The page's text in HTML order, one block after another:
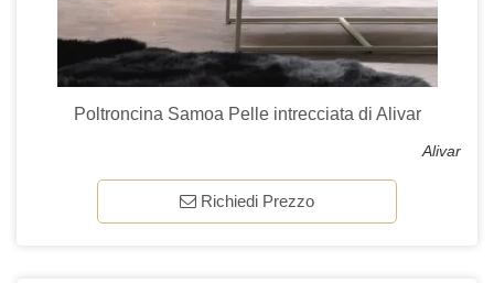
Poltroncina Samoa Pelle intrecciata di Alivar
Alivar
Richiedi Prezzo